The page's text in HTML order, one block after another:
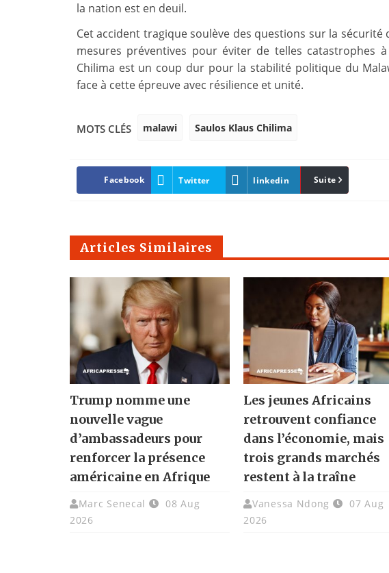
la nation est en deuil.
Cet accident tragique soulève des questions sur la
mesures préventives pour éviter de telles catastrophes
Chilima est un coup dur pour la stabilité politique du
face à cette épreuve avec résilience et unité.
MOTS CLÉS malawi Saulos Klaus Chilima
Facebook Twitter linkedin Pinterest
Suite
Articles Similaires
Trump nomme une
nouvelle vague
d’ambassadeurs pour
renforcer la présence
américaine en Afrique
Marc Senecal
08 Aug
2026
Les jeunes Africains
retrouvent confiance
dans l’économie, mais
trois grands marchés
restent à la traîne
Vanessa Ndong
07 Aug
2026